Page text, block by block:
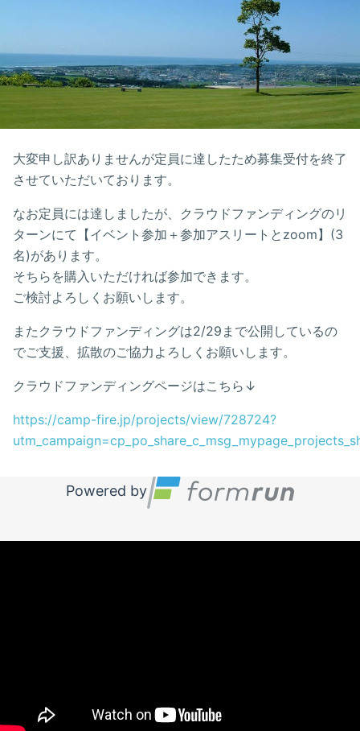
大変申し訳ありませんが定員に達したため募集受付を終了
させていただいております。
なお定員には達しましたが、クラウドファンディングのリ
ターンにて【イベント参加＋参加アスリートとzoom】(3
名)があります。
そちらを購入いただければ参加できます。
ご検討よろしくお願いします。
またクラウドファンディングは2/29まで公開しているの
でご支援、拡散のご協力よろしくお願いします。
クラウドファンディングページはこちら↓
https://camp-fire.jp/projects/view/728724?
Powered by